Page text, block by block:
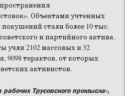
Объектами учтенных
стали более 10 тыс.
и партийного актива.
учли 2102 массовых и 32
9098 терактов, от которых
активистов.
Трусовского промысла»,